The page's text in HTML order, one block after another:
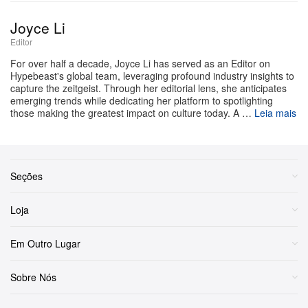
de um downgrade do JPMorgan Chase & Co. No
primeiro semestre de 2025, a série “Monsters”, que
inclui Labubu, faturou impressionantes US$ 677
milhões, salto anual de mais de 600%. A receita total
da POP MART mais do que dobrou, sinal de que,
A recente queda de preços no mercado secundário, que
tirou o sono de alguns analistas, é na verdade reflexo
a produção para tirar força dos cambistas e colocar os
movimento deliberado para “furar a bolha de revenda”
Joyce Li
Editor
For over half a decade, Joyce Li has served as an Editor on
Hypebeast's global team, leveraging profound industry insights to
capture the zeitgeist. Through her editorial lens, she anticipates
emerging trends while dedicating her platform to spotlighting
those making the greatest impact on culture today. A … Leia mais
Seções
Loja
Em Outro Lugar
Sobre Nós